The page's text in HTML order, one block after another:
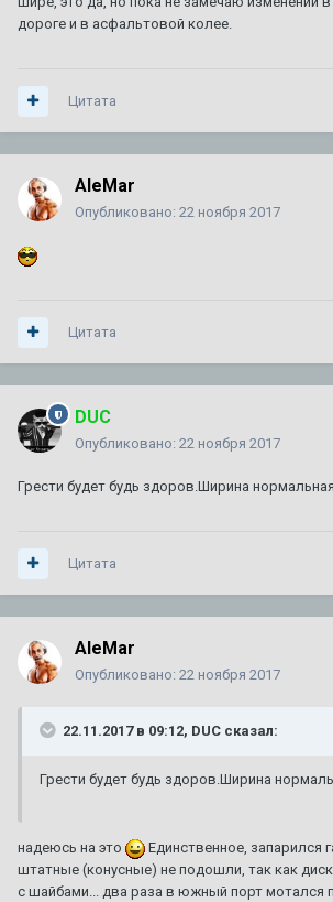
дороге и в асфальтовой колее.
Цитата
AleMar
Опубликовано: 22 ноября 2017
Цитата
DUC
Опубликовано: 22 ноября 2017
Грести будет будь здоров.Ширина
Цитата
AleMar
Опубликовано: 22 ноября 2017
22.11.2017 в 09:12, DUC сказал:
Грести будет будь здоров.Ширина
надеюсь на это
Единственное, запарился
штатные (конусные) не подошли, так как
с шайбами... два раза в южный порт мотался